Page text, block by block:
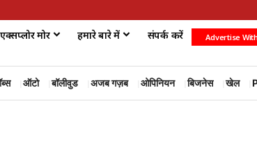
एक्सप्लोर मोर हमारे बारे में संपर्क करें Advertise
ऑटो बॉलीवुड अजब गज़ब ओपिनियन बिजनेस खेल